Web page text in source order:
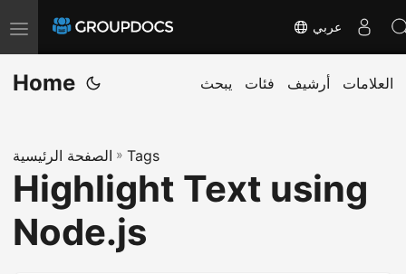
T
o
g
e
n
v
عربي
Home يبحث فئات أرشيف العلامات
الصفحة الرئيسية » Tags
Highlight Text using
Node.js